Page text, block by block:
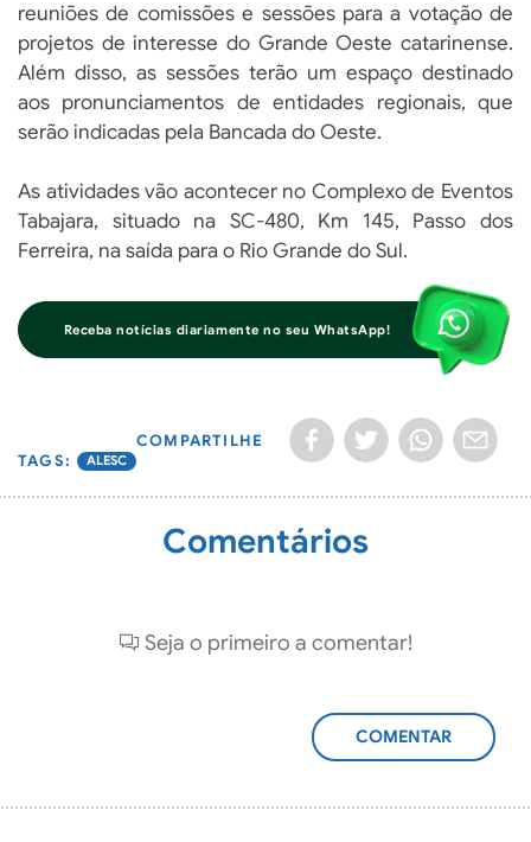
reuniões de comissões e sessões para a votação de
projetos de interesse do Grande Oeste catarinense.
Além disso, as sessões terão um espaço destinado
aos pronunciamentos de entidades regionais, que
serão indicadas pela Bancada do Oeste.
As atividades vão acontecer no Complexo de Eventos
Tabajara, situado na SC-480, Km 145, Passo dos
Ferreira, na saída para o Rio Grande do Sul.
Receba notícias diariamente no seu WhatsApp!
ALESC
COMPARTILHE
Comentários
Seja o primeiro a comentar!
ADICIONAR